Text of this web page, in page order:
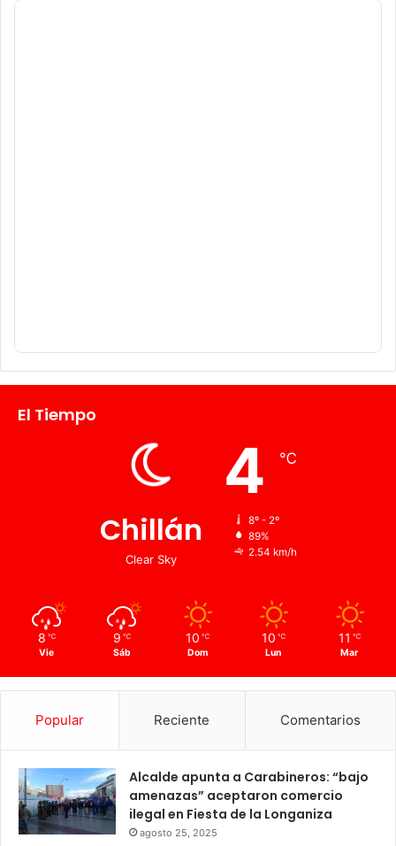
El Tiempo
Chillán
Clear Sky
4 ℃
8º - 2º
89%
2.54 km/h
8 ℃
Vie
9 ℃
Sáb
10 ℃
Dom
10 ℃
Lun
11 ℃
Mar
Popular Reciente Comentarios
Alcalde apunta a Carabineros: “bajo
amenazas” aceptaron comercio
ilegal en Fiesta de la Longaniza
agosto 25, 2025